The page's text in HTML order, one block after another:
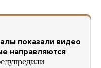
показали видео
направляются